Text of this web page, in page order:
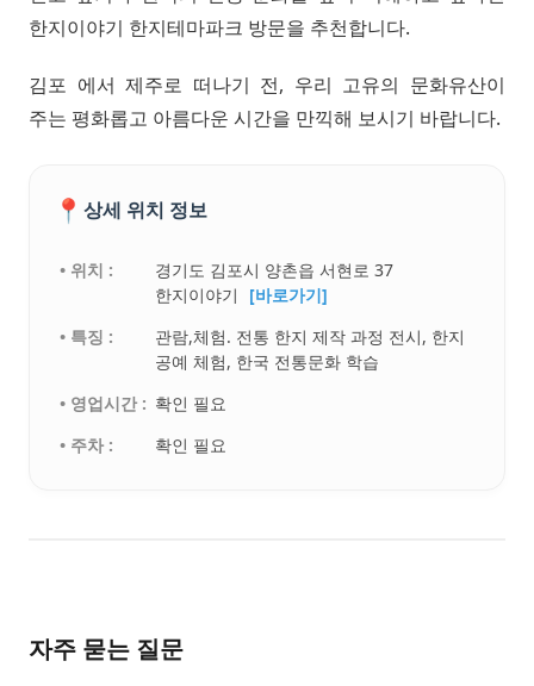
한지이야기 한지테마파크 방문을 추천합니다.
김포 에서 제주로 떠나기 전, 우리 고유의 문화유산이
주는 평화롭고 아름다운 시간을 만끽해 보시기 바랍니다.
📍 상세 위치 정보
• 위치 :
경기도 김포시 양촌읍 서현로 37
한지이야기
[바로가기]
• 특징 :
관람,체험. 전통 한지 제작 과정 전시, 한지
공예 체험, 한국 전통문화 학습
• 영업시간 : 확인 필요
• 주차 :
확인 필요
자주 묻는 질문